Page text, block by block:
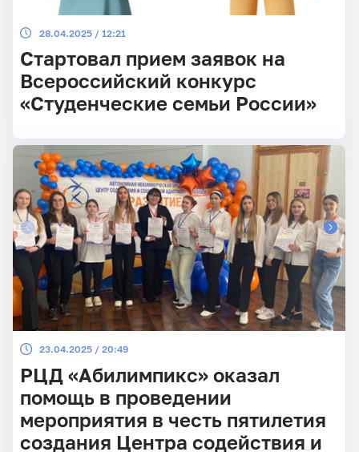
28.04.2025 / 12:21
Стартовал прием заявок на
Всероссийский конкурс
«Студенческие семьи России»
23.04.2025 / 20:49
РЦД «Абилимпикс» оказал
помощь в проведении
мероприятия в честь пятилетия
создания Центра содействия и